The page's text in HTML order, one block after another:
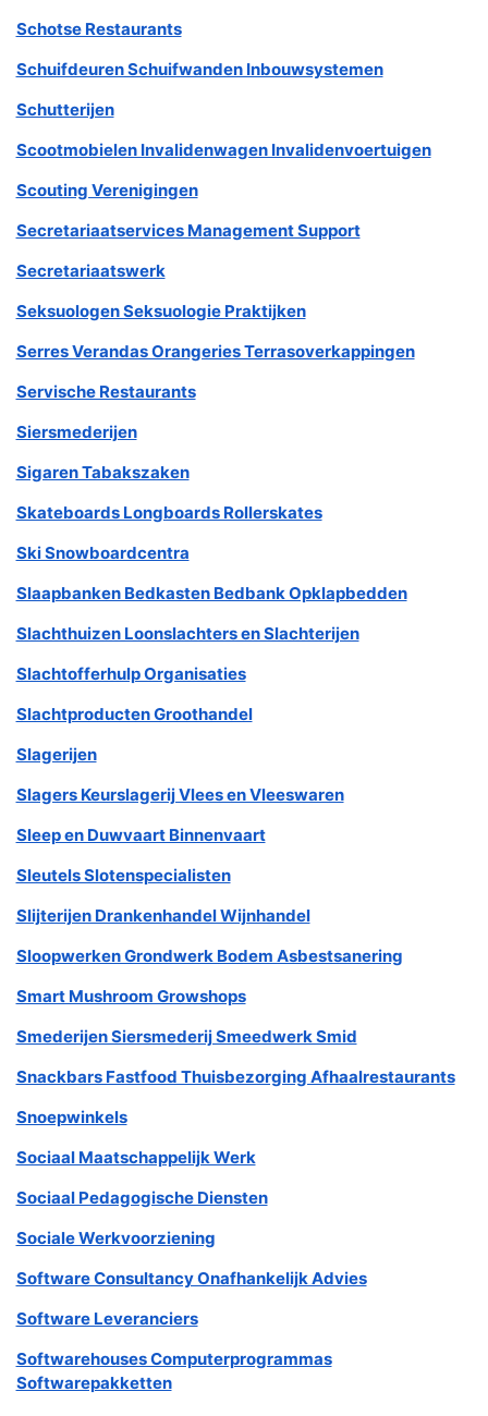
Schotse Restaurants
Schuifdeuren Schuifwanden Inbouwsystemen
Schutterijen
Scootmobielen Invalidenwagen Invalidenvoertuigen
Scouting Verenigingen
Secretariaatservices Management Support
Secretariaatswerk
Seksuologen Seksuologie Praktijken
Serres Verandas Orangeries Terrasoverkappingen
Servische Restaurants
Siersmederijen
Sigaren Tabakszaken
Skateboards Longboards Rollerskates
Ski Snowboardcentra
Slaapbanken Bedkasten Bedbank Opklapbedden
Slachthuizen Loonslachters en Slachterijen
Slachtofferhulp Organisaties
Slachtproducten Groothandel
Slagerijen
Slagers Keurslagerij Vlees en Vleeswaren
Sleep en Duwvaart Binnenvaart
Sleutels Slotenspecialisten
Slijterijen Drankenhandel Wijnhandel
Sloopwerken Grondwerk Bodem Asbestsanering
Smart Mushroom Growshops
Smederijen Siersmederij Smeedwerk Smid
Snackbars Fastfood Thuisbezorging Afhaalrestaurants
Snoepwinkels
Sociaal Maatschappelijk Werk
Sociaal Pedagogische Diensten
Sociale Werkvoorziening
Software Consultancy Onafhankelijk Advies
Software Leveranciers
Softwarehouses Computerprogrammas
Softwarepakketten